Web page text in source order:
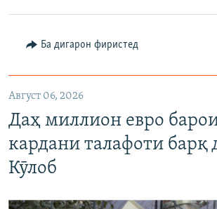
Ба дигарон фиристед
Август 06, 2026
Даҳ миллион евро
кардани талафоти барқ
Кӯлоб